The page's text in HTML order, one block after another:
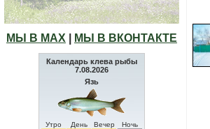
МЫ В МАХ МЫ В ВКОНТАКТЕ
Календарь клева рыбы
7.08.2026
Язь
Утро День Вечер Ночь